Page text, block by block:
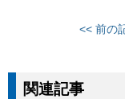
<< 前の
関連記事